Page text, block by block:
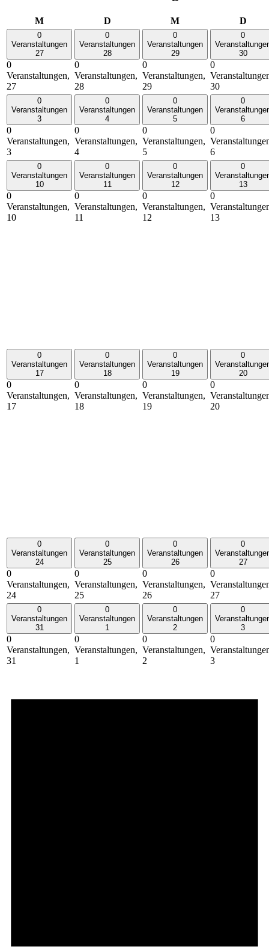
MMontag DDienstag MMittwoch D
0
Veranstaltungen
27
0
Veranstaltungen,
27
0
Veranstaltungen
28
0
Veranstaltungen,
28
0
Veranstaltungen
29
0
Veranstaltungen,
29
0
30
0
30
0
Veranstaltungen
3
0
Veranstaltungen,
3
0
Veranstaltungen
4
0
Veranstaltungen,
4
0
Veranstaltungen
5
0
Veranstaltungen,
5
0
6
0
6
0
Veranstaltungen
10
0
Veranstaltungen,
10
0
Veranstaltungen
11
0
Veranstaltungen,
11
0
Veranstaltungen
12
0
Veranstaltungen,
12
0
13
0
13
0
Veranstaltungen
17
0
Veranstaltungen,
17
0
Veranstaltungen
18
0
Veranstaltungen,
18
0
Veranstaltungen
19
0
Veranstaltungen,
19
0
20
0
20
0
Veranstaltungen
24
0
Veranstaltungen,
24
0
Veranstaltungen
25
0
Veranstaltungen,
25
0
Veranstaltungen
26
0
Veranstaltungen,
26
0
27
0
27
0
Veranstaltungen
31
0
Veranstaltungen,
31
0
Veranstaltungen
1
0
Veranstaltungen,
1
0
Veranstaltungen
2
0
Veranstaltungen,
2
0
3
0
3